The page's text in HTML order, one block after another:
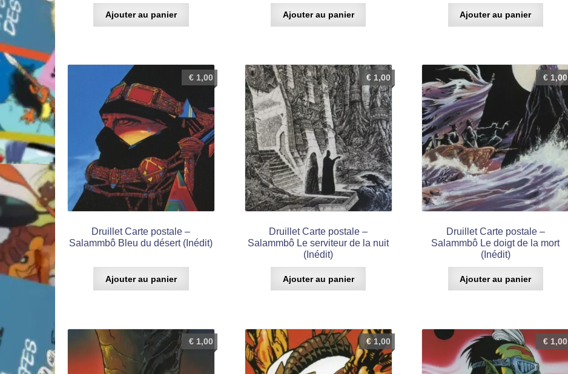
Ajouter au panier Ajouter au panier Ajouter au panier
Druillet Carte postale –
Salammbô Bleu du désert (Inédit)
€1,00
Ajouter au panier
Druillet Carte postale –
Salammbô Le serviteur de la nuit
(Inédit)
€1,00
Ajouter au panier
Druillet Carte postale –
Salammbô Le doigt de la mort
(Inédit)
€ 1,00
Ajouter au panier
€1,00 €1,00 € 1,00